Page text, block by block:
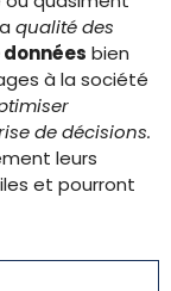
qualité des
bien
à la société
de décisions.
leurs
et pourront